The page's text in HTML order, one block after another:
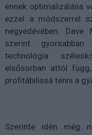
ennek optimalizálása
ezzel a módszerrel
negyedévében.
szerint
technológia
elsősorban attól
profitábilissá tenni a
Szerinte idén még